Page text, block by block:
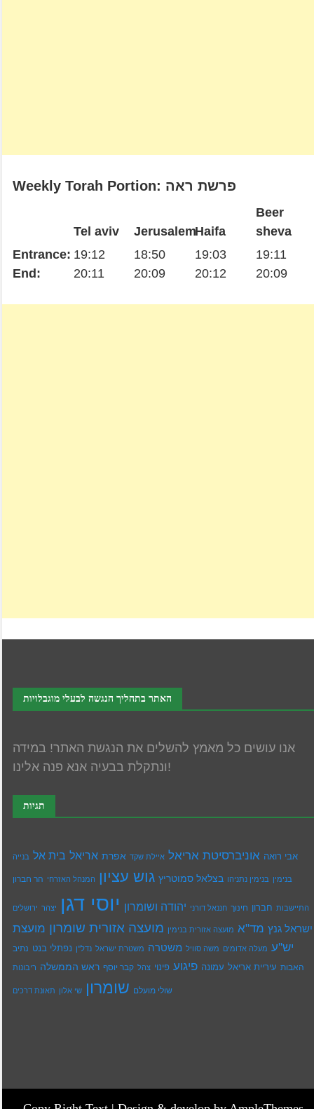
Weekly Torah Portion: פרשת ראה
Entrance:
End:
Tel aviv
19:12
20:11
Jerusalem
18:50
20:09
Haifa
19:03
20:12
Beer
sheva
19:11
20:09
האתר בתהליך הנגשה לבעלי מוגבלויות
אנו עושים כל מאמץ להשלים את הנגשת האתר! במידה
ונתקלת בבעיה אנא פנה אלינו!
תגיות
אבי רואה אוניברסיטת אריאל איילת שקד אפרת אריאל בית אל בנייה
בנימין בנימין נתניהו בצלאל סמוטריץ גוש עציון המנהל האזרחי הר חברון
התיישבות חברון חינוך חננאל דורני יהודה ושומרון יוסי דגן יצהר ירושלים
ישראל גנץ מד"א מועצה אזורית בנימין מועצה אזורית שומרון מועצת
יש''ע מעלה אדומים משה סוויל משטרה משטרת ישראל נדל''ן נפתלי בנט נתיב
האבות עיריית אריאל עמונה פיגוע פינוי צהל קבר יוסף ראש הממשלה ריבונות
שולי מועלם שומרון שי אלון תאונת דרכים